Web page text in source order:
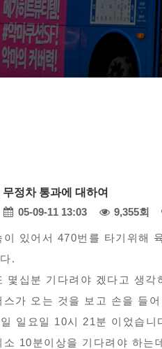
정차 통과에 대하여
05-09-11 13:03 9,355회
이 있어서 470번를 타기위해
.
몇십분 기다려야 겠다고 생각
스가 오는 것을 보고 손을 들
일요일 10시 21분 이었습
소 10분이상을 기다려야 하는